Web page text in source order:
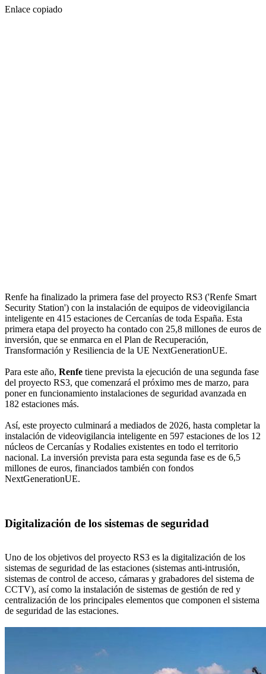
Enlace copiado
Renfe ha finalizado la primera fase del proyecto RS3 ('Renfe Smart
Security Station') con la instalación de equipos de videovigilancia
inteligente en 415 estaciones de Cercanías de toda España. Esta
primera etapa del proyecto ha contado con 25,8 millones de euros de
inversión, que se enmarca en el Plan de Recuperación,
Transformación y Resiliencia de la UE NextGenerationUE.
Para este año, Renfe tiene prevista la ejecución de una segunda fase
del proyecto RS3, que comenzará el próximo mes de marzo, para
poner en funcionamiento instalaciones de seguridad avanzada en
182 estaciones más.
Así, este proyecto culminará a mediados de 2026, hasta completar la
instalación de videovigilancia inteligente en 597 estaciones de los 12
núcleos de Cercanías y Rodalies existentes en todo el territorio
nacional. La inversión prevista para esta segunda fase es de 6,5
millones de euros, financiados también con fondos
NextGenerationUE.
Digitalización de los sistemas de seguridad
Uno de los objetivos del proyecto RS3 es la digitalización de los
sistemas de seguridad de las estaciones (sistemas anti-intrusión,
sistemas de control de acceso, cámaras y grabadores del sistema de
CCTV), así como la instalación de sistemas de gestión de red y
centralización de los principales elementos que componen el sistema
de seguridad de las estaciones.